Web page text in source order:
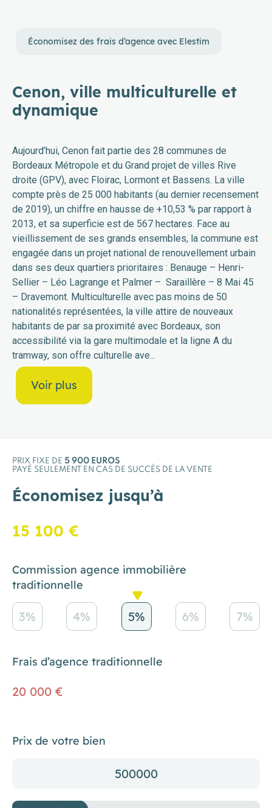
Économisez des frais d’agence avec Elestim
Cenon, ville multiculturelle et
dynamique
Aujourd’hui, Cenon fait partie des 28 communes de
Bordeaux Métropole et du Grand projet de villes Rive
droite (GPV), avec Floirac, Lormont et Bassens. La ville
compte près de 25 000 habitants (au dernier recensement
de 2019), un chiffre en hausse de +10,53 % par rapport à
2013, et sa superficie est de 567 hectares. Face au
vieillissement de ses grands ensembles, la commune est
engagée dans un projet national de renouvellement urbain
dans ses deux quartiers prioritaires : Benauge – Henri-
Sellier – Léo Lagrange et Palmer – Saraillère – 8 Mai 45
– Dravemont. Multiculturelle avec pas moins de 50
nationalités représentées, la ville attire de nouveaux
habitants de par sa proximité avec Bordeaux, son
accessibilité via la gare multimodale et la ligne A du
tramway, son offre culturelle ave...
Voir plus
PRIX FIXE DE 5 900 EUROS
PAYÉ SEULEMENT EN CAS DE SUCCÈS DE LA VENTE
Économisez jusqu’à
15 100 €
Commission agence immobilière
traditionnelle
3% 4% 5% 6% 7%
Frais d’agence traditionnelle
20 000 €
Prix de votre bien
500000